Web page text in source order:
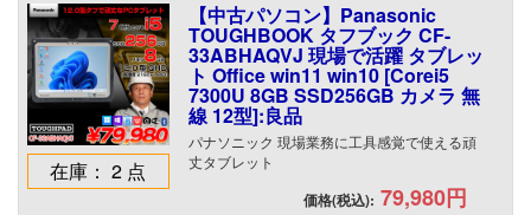
在庫： 2 点
【中古パソコン】Panasonic
TOUGHBOOK タフブック CF-
33ABHAQVJ 現場で活躍 タブレッ
ト Office win11 win10 [Corei5
7300U 8GB SSD256GB カメラ 無
線 12型]:良品
パナソニック 現場業務に工具感覚で使える頑
丈タブレット
価格(税込): 79,980円